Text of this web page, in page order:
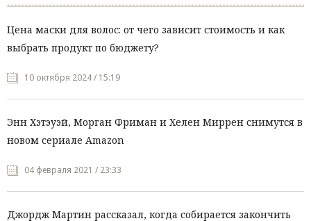
Цена маски для волос: от чего зависит стоимость и как
выбрать продукт по бюджету?
10 октября 2024 / 15:19
Энн Хэтэуэй, Морган Фриман и Хелен Миррен снимутся в
новом сериале Amazon
04 февраля 2021 / 23:33
Джордж Мартин рассказал, когда собирается закончить